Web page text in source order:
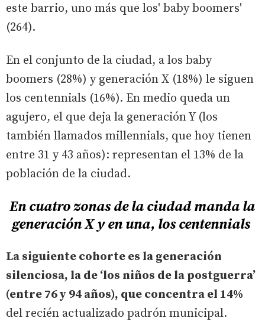
este barrio, uno más que los' baby boomers'
(264).
En el conjunto de la ciudad, a los baby
boomers (28%) y generación X (18%) le siguen
los centennials (16%). En medio queda un
agujero, el que deja la generación Y (los
también llamados millennials, que hoy tienen
entre 31 y 43 años): representan el 13% de la
población de la ciudad.
En cuatro zonas de la ciudad manda la
generación X y en una, los centennials
La siguiente cohorte es la generación
silenciosa, la de ‘los niños de la postguerra’
(entre 76 y 94 años), que concentra el 14%
del recién actualizado padrón municipal.